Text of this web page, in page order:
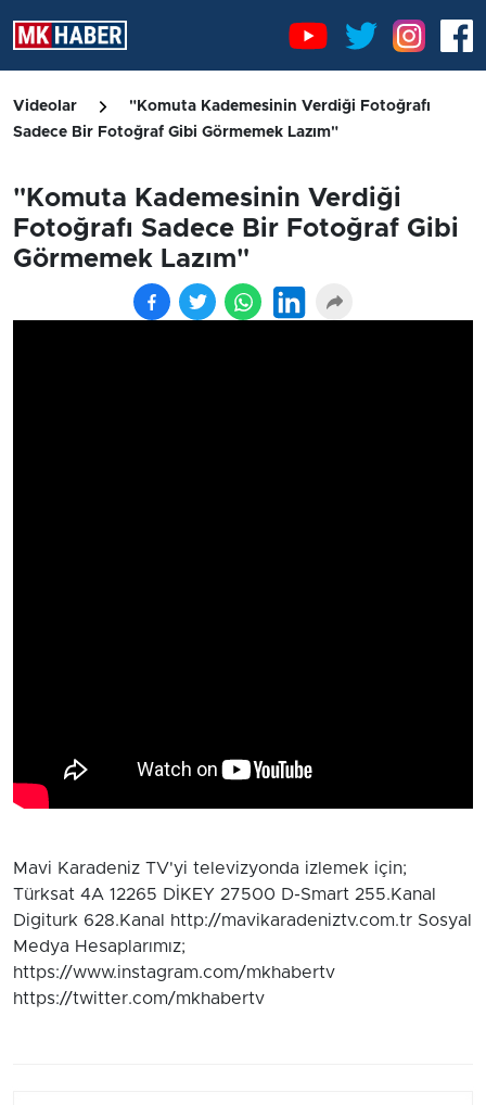
Videolar
"Komuta Kademesinin Verdiği Fotoğrafı
Sadece Bir Fotoğraf Gibi Görmemek Lazım"
"Komuta Kademesinin Verdiği
Fotoğrafı Sadece Bir Fotoğraf Gibi
Görmemek Lazım"
Mavi Karadeniz TV'yi televizyonda izlemek için;
Türksat 4A 12265 DİKEY 27500 D-Smart 255.Kanal
Digiturk 628.Kanal http://mavikaradeniztv.com.tr Sosyal
Medya Hesaplarımız;
https://www.instagram.com/mkhabertv
https://twitter.com/mkhabertv